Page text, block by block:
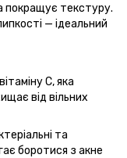
покращує текстуру.
— ідеальний
C, яка
від вільних
та
боротися з акне